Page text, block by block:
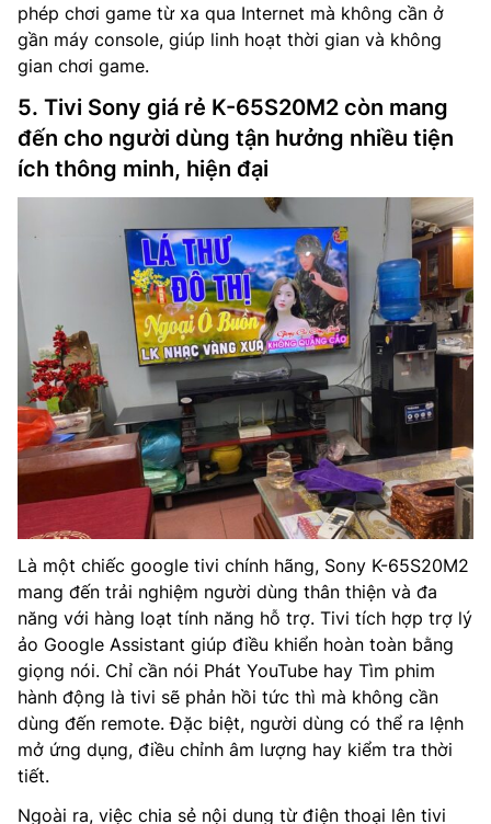
phép chơi game từ xa qua Internet mà không cần ở
gần máy console, giúp linh hoạt thời gian và không
gian chơi game.
5. Tivi Sony giá rẻ K-65S20M2 còn mang
đến cho người dùng tận hưởng nhiều tiện
ích thông minh, hiện đại
Là một chiếc google tivi chính hãng, Sony K-65S20M2
mang đến trải nghiệm người dùng thân thiện và đa
năng với hàng loạt tính năng hỗ trợ. Tivi tích hợp trợ lý
ảo Google Assistant giúp điều khiển hoàn toàn bằng
giọng nói. Chỉ cần nói Phát YouTube hay Tìm phim
hành động là tivi sẽ phản hồi tức thì mà không cần
dùng đến remote. Đặc biệt, người dùng có thể ra lệnh
mở ứng dụng, điều chỉnh âm lượng hay kiểm tra thời
tiết.
Ngoài ra, việc chia sẻ nội dung từ điện thoại lên tivi